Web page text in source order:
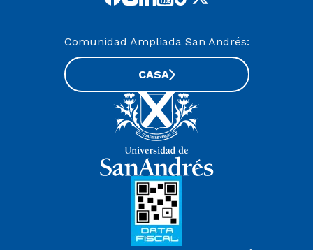
Comunidad Ampliada San Andrés:
CASA